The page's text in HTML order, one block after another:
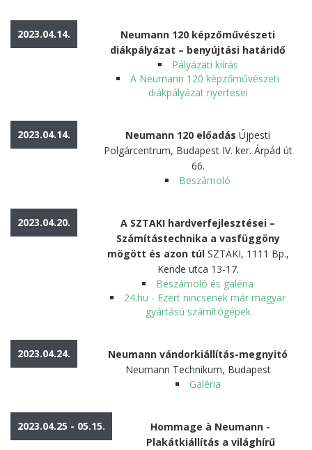
2023.04.14.
Neumann 120 képzőművészeti
diákpályázat – benyújtási határidő
Pályázati kiírás
A Neumann 120 képzőművészeti
diákpályázat nyertesei
2023.04.14. Neumann 120 előadás Újpesti
Polgárcentrum, Budapest IV. ker. Árpád út
66.
Beszámoló
2023.04.20.
A SZTAKI hardverfejlesztései –
Számítástechnika a vasfüggöny
mögött és azon túl SZTAKI, 1111 Bp.,
Kende utca 13-17.
Beszámoló és galéria
24.hu - Ezért nincsenek már magyar
gyártású számítógépek
2023.04.24.
Neumann vándorkiállítás-megnyitó
Neumann Technikum, Budapest
Galéria
2023.04.25 - 05.15.
Hommage à Neumann -
Plakátkiállítás a világhírű